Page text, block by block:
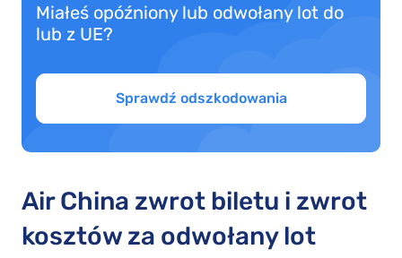
Miałeś opóźniony lub odwołany lot do
lub z UE?
Sprawdź odszkodowania
Air China zwrot biletu i zwrot
kosztów za odwołany lot